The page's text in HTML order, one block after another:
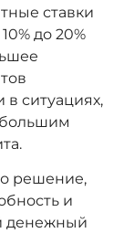
ставки
до 20%
ситуациях,
большим
решение,
и
денежный